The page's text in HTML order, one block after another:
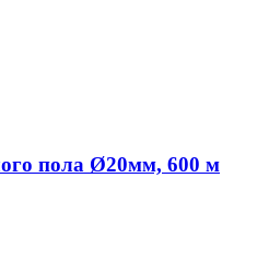
пола Ø20мм, 600 м